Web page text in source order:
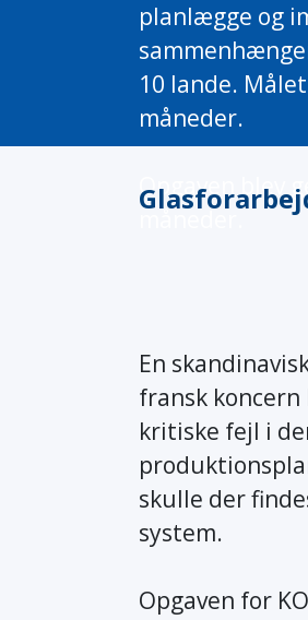
planlægge og
10 lande.
måneder.
Opgaven blev
En
fransk
kritiske fejl i
skulle der
system.
Opgaven for